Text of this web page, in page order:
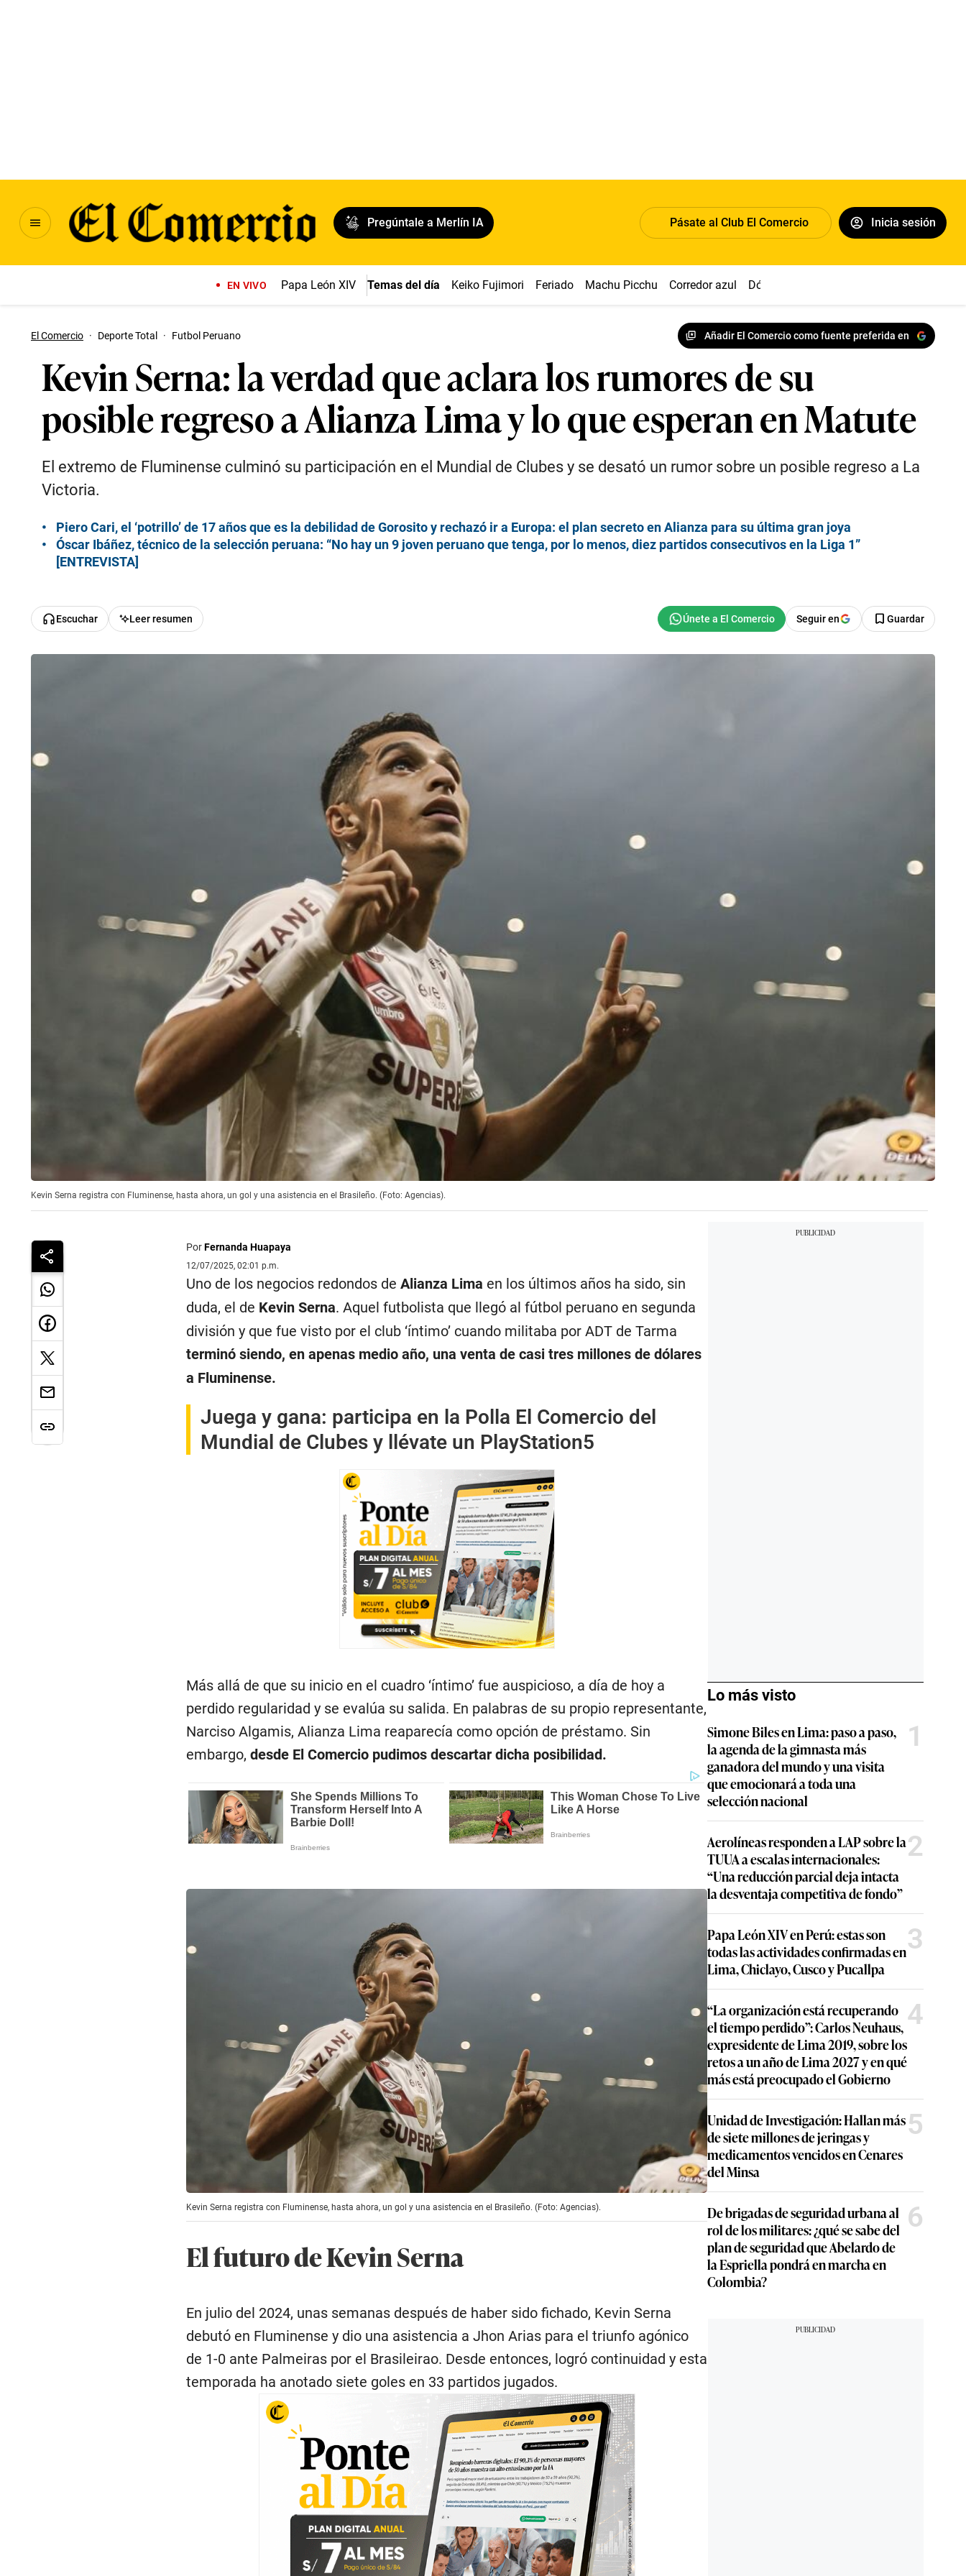
Pregúntale a Merlín IA Pásate al Club El Comercio Inicia sesión
EN VIVO Papa León XIV Temas del día Keiko Fujimori Feriado Machu Picchu Corredor azul Dólar
El Comercio · Deporte Total · Futbol Peruano Añadir El Comercio como fuente preferida en
Kevin Serna: la verdad que aclara los rumores de su
posible regreso a Alianza Lima y lo que esperan en Matute
El extremo de Fluminense culminó su participación en el Mundial de Clubes y se desató un rumor sobre un posible regreso a La
Victoria.
Piero Cari, el ‘potrillo’ de 17 años que es la debilidad de Gorosito y rechazó ir a Europa: el plan secreto en Alianza para su última gran joya
Óscar Ibáñez, técnico de la selección peruana: “No hay un 9 joven peruano que tenga, por lo menos, diez partidos consecutivos en la Liga 1”
[ENTREVISTA]
Escuchar Leer resumen Seguir en Guardar
Kevin Serna registra con Fluminense, hasta ahora, un gol y una asistencia en el Brasileño. (Foto: Agencias).
PorFernanda Huapaya
12/07/2025, 02:01 p.m.
Uno de los negocios redondos de Alianza Lima en los últimos años ha sido, sin
duda, el de Kevin Serna. Aquel futbolista que llegó al fútbol peruano en segunda
división y que fue visto por el club ‘íntimo’ cuando militaba por ADT de Tarma
terminó siendo, en apenas medio año, una venta de casi tres millones de dólares
a Fluminense.
Juega y gana: participa en la Polla El Comercio del
Mundial de Clubes y llévate un PlayStation5
Más allá de que su inicio en el cuadro ‘íntimo’ fue auspicioso, a día de hoy a
perdido regularidad y se evalúa su salida. En palabras de su propio representante,
Narciso Algamis, Alianza Lima reaparecía como opción de préstamo. Sin
embargo, desde El Comercio pudimos descartar dicha posibilidad.
Kevin Serna registra con Fluminense, hasta ahora, un gol y una asistencia en el Brasileño. (Foto: Agencias).
El futuro de Kevin Serna
En julio del 2024, unas semanas después de haber sido fichado, Kevin Serna
debutó en Fluminense y dio una asistencia a Jhon Arias para el triunfo agónico
de 1-0 ante Palmeiras por el Brasileirao. Desde entonces, logró continuidad y esta
temporada ha anotado siete goles en 33 partidos jugados.
Lo más visto
Simone Biles en Lima: paso a paso,
la agenda de la gimnasta más
ganadora del mundo y una visita
que emocionará a toda una
selección nacional
1
Aerolíneas responden a LAP sobre la
TUUA a escalas internacionales:
“Una reducción parcial deja intacta
la desventaja competitiva de fondo”
2
Papa León XIV en Perú: estas son
todas las actividades confirmadas en
Lima, Chiclayo, Cusco y Pucallpa
3
“La organización está recuperando
el tiempo perdido”: Carlos Neuhaus,
expresidente de Lima 2019, sobre los
retos a un año de Lima 2027 y en qué
más está preocupado el Gobierno
4
Unidad de Investigación: Hallan más
de siete millones de jeringas y
medicamentos vencidos en Cenares
del Minsa
5
De brigadas de seguridad urbana al
rol de los militares: ¿qué se sabe del
plan de seguridad que Abelardo de
la Espriella pondrá en marcha en
Colombia?
6